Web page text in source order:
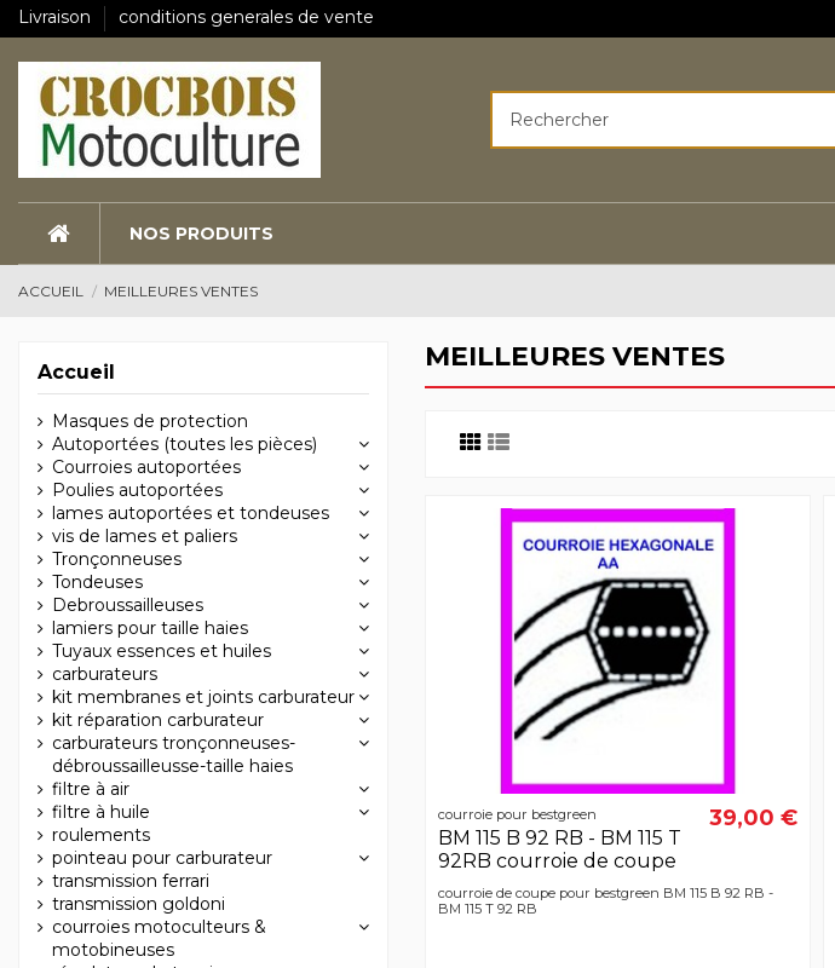
Livraison conditions generales de vente
NOS PRODUITS
ACCUEIL MEILLEURES VENTES
MEILLEURES VENTES
courroie pour bestgreen
BM 115 B 92 RB - BM 115 T
92RB courroie de coupe
39,00 €
courroie de coupe pour bestgreen BM 115 B 92 RB -
BM 115 T 92 RB
Accueil
Masques de protection
Autoportées (toutes les pièces)
Courroies autoportées
Poulies autoportées
lames autoportées et tondeuses
vis de lames et paliers
Tronçonneuses
Tondeuses
Debroussailleuses
lamiers pour taille haies
Tuyaux essences et huiles
carburateurs
kit membranes et joints carburateur
kit réparation carburateur
carburateurs tronçonneuses-
débroussailleusse-taille haies
filtre à air
filtre à huile
roulements
pointeau pour carburateur
transmission ferrari
transmission goldoni
courroies motoculteurs &
motobineuses